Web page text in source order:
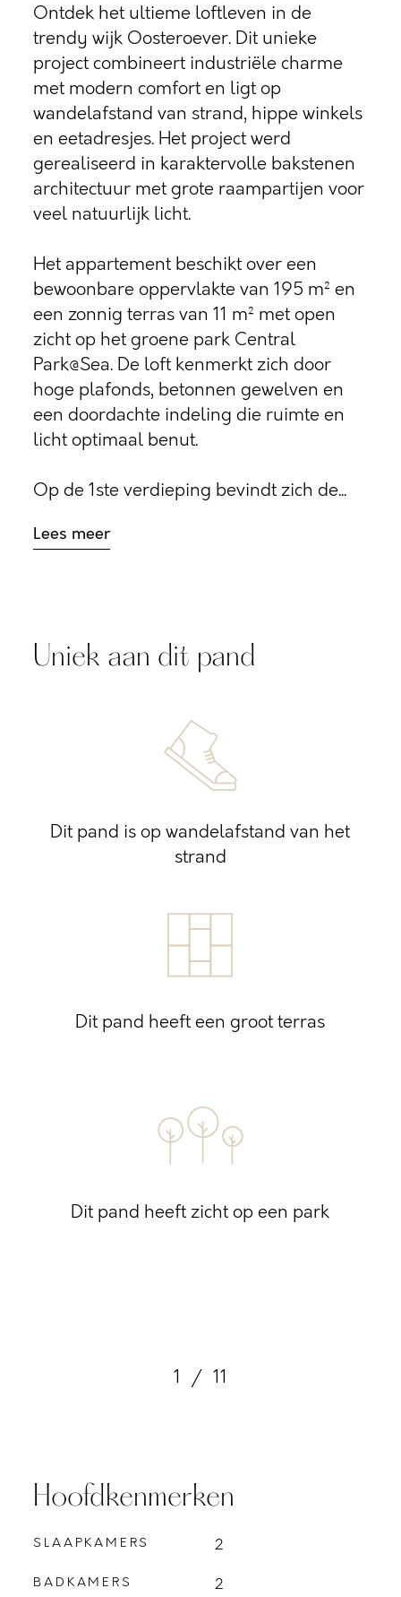
Ontdek het ultieme loftleven in de
trendy wijk Oosteroever. Dit unieke
project combineert industriële charme
met modern comfort en ligt op
wandelafstand van strand, hippe winkels
en eetadresjes. Het project werd
gerealiseerd in karaktervolle bakstenen
architectuur met grote raampartijen voor
veel natuurlijk licht.
Het appartement beschikt over een
bewoonbare oppervlakte van 195 m² en
een zonnig terras van 11 m² met open
zicht op het groene park Central
Park@Sea. De loft kenmerkt zich door
hoge plafonds, betonnen gewelven en
een doordachte indeling die ruimte en
licht optimaal benut.
Op de 1ste verdieping bevindt zich de...
Lees meer
Uniek aan dit pand
Dit pand is op wandelafstand van het
strand
Dit pand heeft een groot terras
Dit pand heeft zicht op een park
1 / 11
Hoofdkenmerken
SLAAPKAMERS 2
BADKAMERS 2